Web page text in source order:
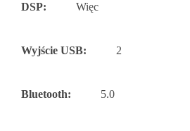
DSP: Więc
Wyjście USB: 2
Bluetooth: 5.0